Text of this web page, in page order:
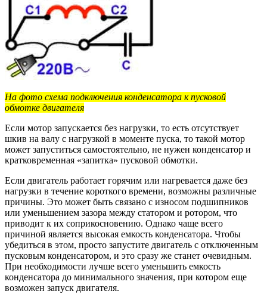
На фото схема подключения конденсатора к пусковой
обмотке двигателя
Если мотор запускается без нагрузки, то есть отсутствует
шкив на валу с нагрузкой в ​​моменте пуска, то такой мотор
может запуститься самостоятельно, не нужен конденсатор и
кратковременная «запитка» пусковой обмотки.
Если двигатель работает горячим или нагревается даже без
нагрузки в течение короткого времени, возможны различные
причины. Это может быть связано с износом подшипников
или уменьшением зазора между статором и ротором, что
приводит к их соприкосновению. Однако чаще всего
причиной является высокая емкость конденсатора. Чтобы
убедиться в этом, просто запустите двигатель с отключенным
пусковым конденсатором, и это сразу же станет очевидным.
При необходимости лучше всего уменьшить емкость
конденсатора до минимального значения, при котором еще
возможен запуск двигателя.